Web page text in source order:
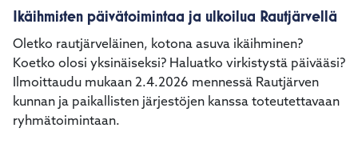
Ikäihmisten päivätoimintaa ja ulkoilua Rautjärvellä
Oletko rautjärveläinen, kotona asuva ikäihminen?
Koetko olosi yksinäiseksi? Haluatko virkistystä päivääsi?
Ilmoittaudu mukaan 2.4.2026 mennessä Rautjärven
kunnan ja paikallisten järjestöjen kanssa toteutettavaan
ryhmätoimintaan.